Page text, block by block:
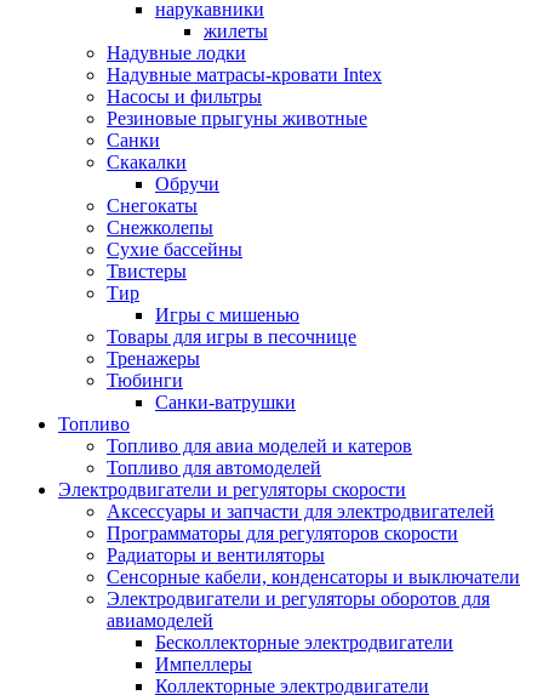
нарукавники
жилеты
Надувные лодки
Надувные матрасы-кровати Intex
Насосы и фильтры
Резиновые прыгуны животные
Санки
Скакалки
Обручи
Снегокаты
Снежколепы
Сухие бассейны
Твистеры
Тир
Игры с мишенью
Товары для игры в песочнице
Тренажеры
Тюбинги
Санки-ватрушки
Топливо
Топливо для авиа моделей и катеров
Топливо для автомоделей
Электродвигатели и регуляторы скорости
Аксессуары и запчасти для электродвигателей
Программаторы для регуляторов скорости
Радиаторы и вентиляторы
Сенсорные кабели, конденсаторы и выключатели
Электродвигатели и регуляторы оборотов для
авиамоделей
Бесколлекторные электродвигатели
Импеллеры
Коллекторные электродвигатели